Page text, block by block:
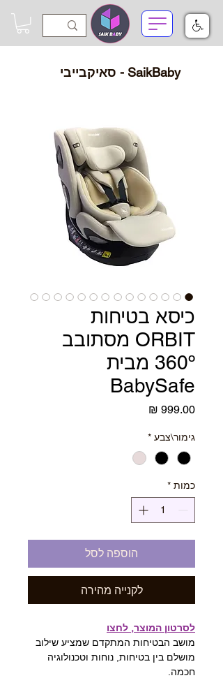
SaikBaby - סאיקבייבי
כיסא בטיחות
ORBIT מסתובב
360º מבית
BabySafe
גימור\צבע *
כמות *
הוספה לסל
לקנייה מהירה
לסרטון המוצר, לחצו
מושב הבטיחות המתקדם שמציע שילוב
מושלם בין בטיחות, נוחות וטכנולוגיה
חכמה.